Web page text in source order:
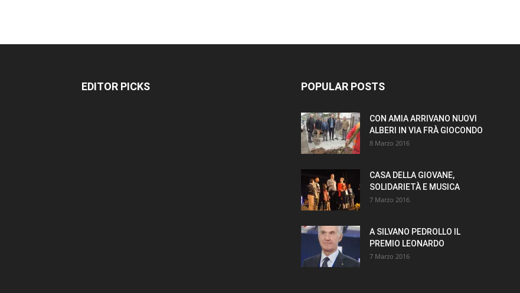
EDITOR PICKS POPULAR POSTS
CON AMIA ARRIVANO NUOVI
ALBERI IN VIA FRÀ GIOCONDO
8 Marzo 2016
CASA DELLA GIOVANE,
SOLIDARIETÀ E MUSICA
7 Marzo 2016
A SILVANO PEDROLLO IL
PREMIO LEONARDO
7 Marzo 2016